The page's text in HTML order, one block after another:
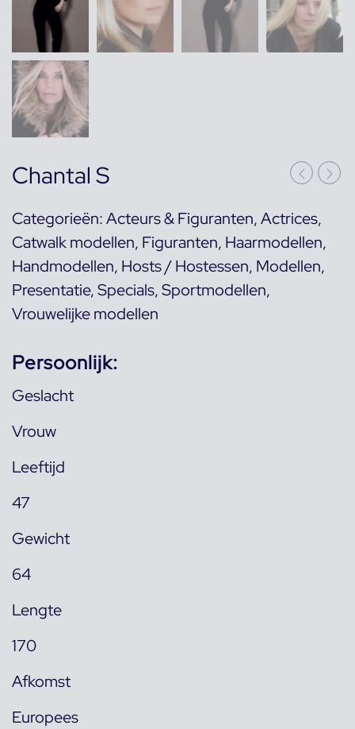
Chantal S
Categorieën:Acteurs & Figuranten,Actrices,
Catwalk modellen, Figuranten, Haarmodellen,
Handmodellen, Hosts / Hostessen, Modellen,
Presentatie,Specials,Sportmodellen,
Vrouwelijke modellen
Persoonlijk:
Geslacht
Vrouw
Leeftijd
47
Gewicht
64
Lengte
170
Afkomst
Europees